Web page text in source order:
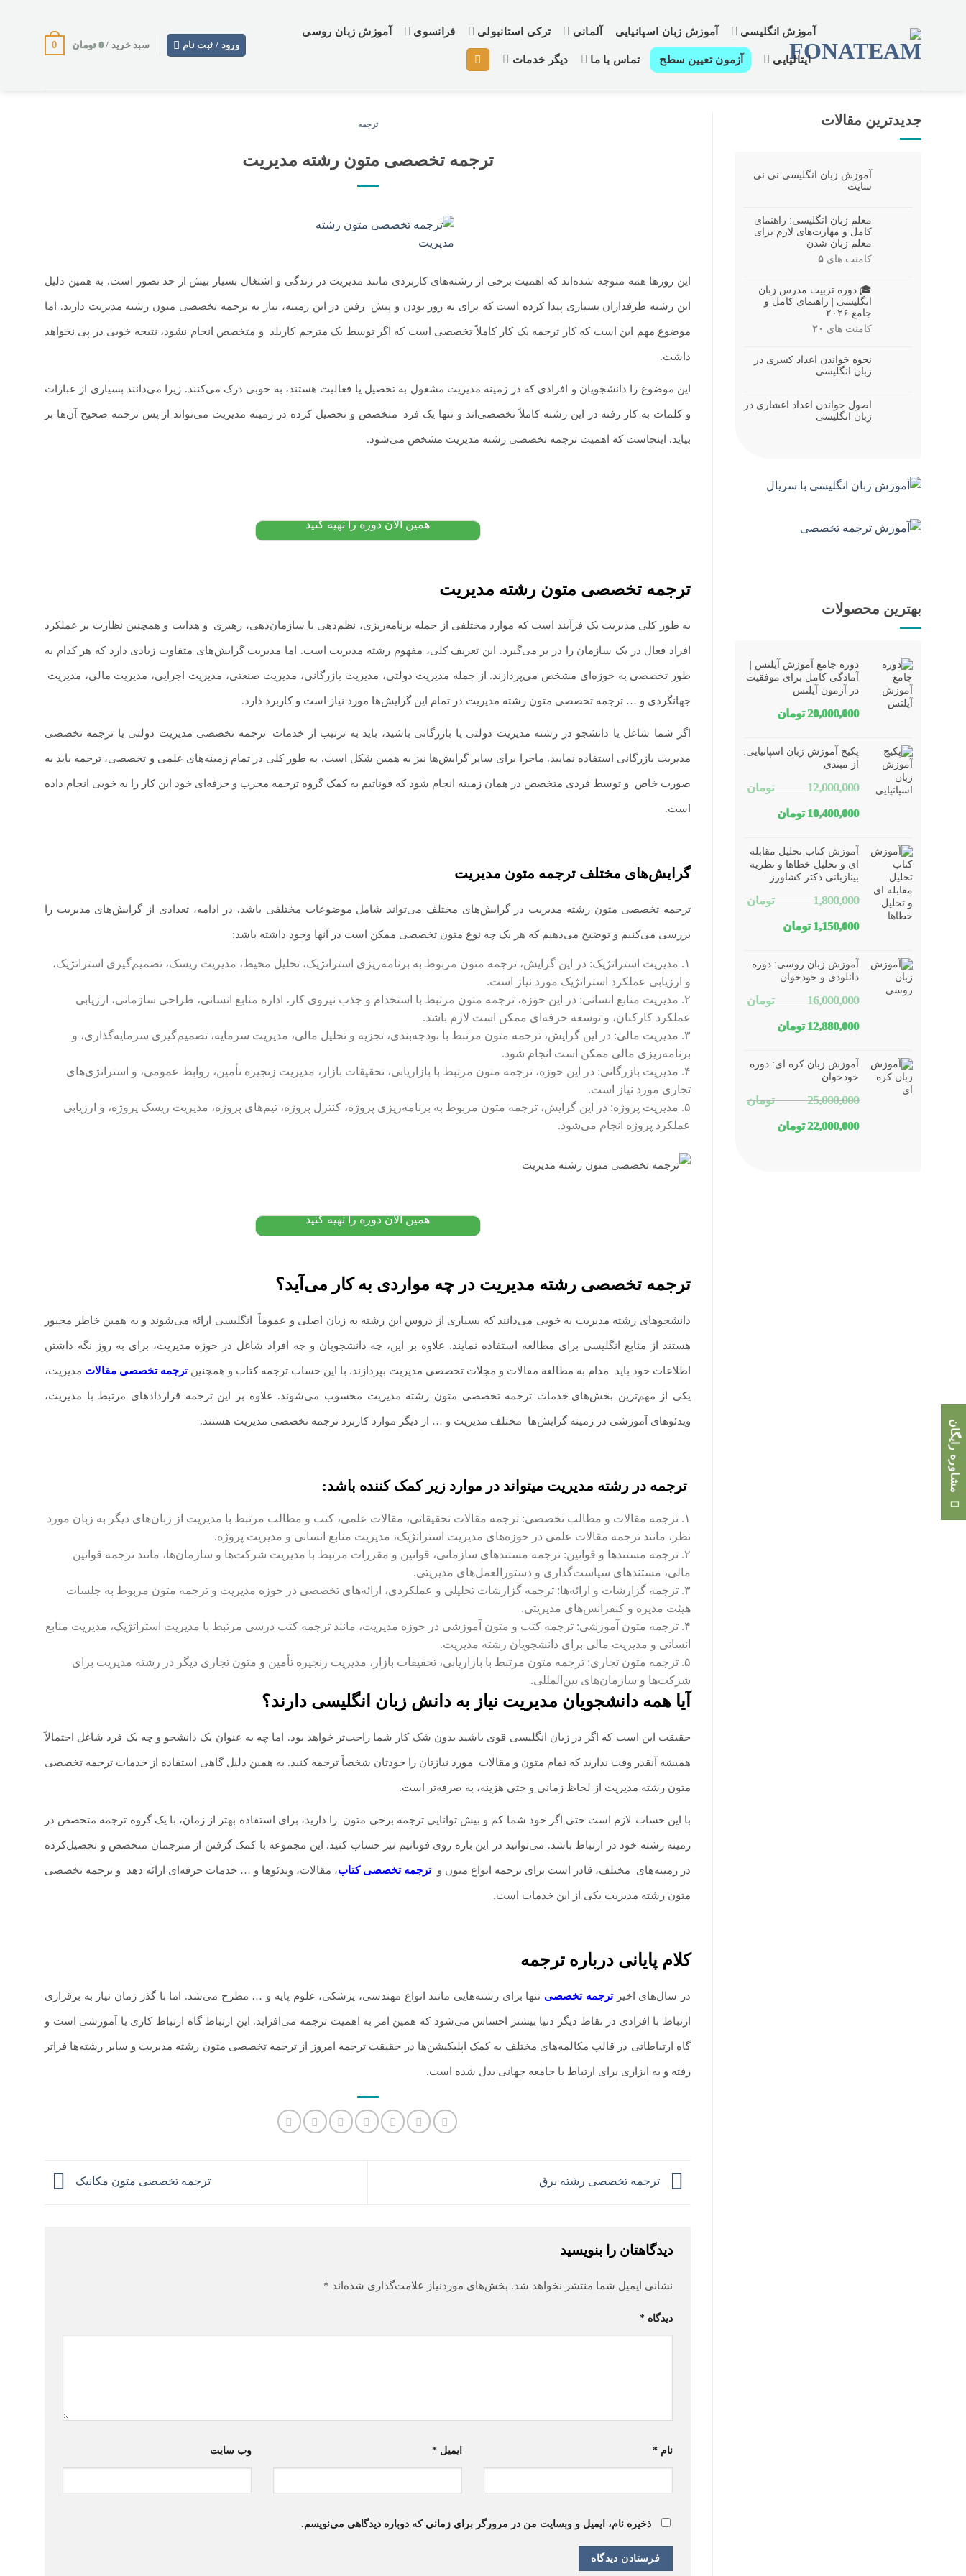
آموزش انگلیسی آموزش زبان اسپانیایی آلمانی ترکی استانبولی فرانسوی آموزش زبان روسی
ایتالیایی آزمون تعیین سطح تماس با ما دیگر خدمات
ورود / ثبت نام سبد خرید /0 تومان 0
جدیدترین مقالات
آموزش زبان انگلیسی نی نی
سایت
معلم زبان انگلیسی: راهنمای
کامل و مهارت‌های لازم برای
معلم زبان شدن
کامنت های ۵
🎓 دوره تربیت مدرس زبان
انگلیسی | راهنمای کامل و
جامع ۲۰۲۶
کامنت های ۲۰
نحوه خواندن اعداد کسری در
زبان انگلیسی
اصول خواندن اعداد اعشاری در
زبان انگلیسی
بهترین محصولات
دوره جامع آموزش آیلتس |
آمادگی کامل برای موفقیت
در آزمون آیلتس
20,000,000 تومان
پکیج آموزش زبان اسپانیایی:
از مبتدی
12,000,000 تومان
قیمت
12,000,000 تومان
10,400,000 تومان
آموزش کتاب تحلیل مقابله
ای و تحلیل خطاها و نظریه
بینازبانی دکتر کشاورز
1,800,000 تومان
قیمت
1,800,000 تومان
بود.
1,150,000 تومان
است.
آموزش زبان روسی: دوره
دانلودی و خودخوان
16,000,000 تومان
قیمت
بود.
12,880,000 تومان
است.
آموزش زبان کره ای: دوره
خودخوان
25,000,000 تومان
قیمت
22,000,000 تومان
ترجمه
ترجمه تخصصی متون رشته مدیریت
این روزها همه متوجه شده‌اند که اهمیت برخی از رشته‌های کاربردی مانند مدیریت در زندگی و اشتغال بسیار بیش از حد تصور است. به همین دلیل
این رشته طرفداران بسیاری پیدا کرده است که برای به روز بودن و پیش رفتن در این زمینه، نیاز به ترجمه تخصصی متون رشته مدیریت دارند. اما
موضوع مهم این است که کار ترجمه یک کار کاملاً تخصصی است که اگر توسط یک مترجم کاربلد و متخصص انجام نشود، نتیجه خوبی در پی نخواهد
داشت.
این موضوع را دانشجویان و افرادی که در زمینه مدیریت مشغول به تحصیل یا فعالیت هستند، به خوبی درک می‌کنند. زیرا می‌دانند بسیاری از عبارات
و کلمات به کار رفته در این رشته کاملاً تخصصی‌اند و تنها یک فرد متخصص و تحصیل کرده در زمینه مدیریت می‌تواند از پس ترجمه صحیح آن‌ها بر
بیاید. اینجاست که اهمیت ترجمه تخصصی رشته مدیریت مشخص می‌شود.
آموزش کتاب تحلیل مقابله ای و
تحلیل خطاها و نظریه بینازبانی دکتر
همین الان دوره را تهیه کنید
ترجمه تخصصی متون رشته مدیریت
به طور کلی مدیریت یک فرآیند است که موارد مختلفی از جمله برنامه‌ریزی، نظم‌دهی یا سازمان‌دهی، رهبری و هدایت و همچنین نظارت بر عملکرد
افراد فعال در یک سازمان را در بر می‌گیرد. این تعریف کلی، مفهوم رشته مدیریت است. اما مدیریت گرایش‌های متفاوت زیادی دارد که هر کدام به
طور تخصصی به حوزه‌‎ای مشخص می‌پردازند. از جمله مدیریت دولتی، مدیریت بازرگانی، مدیریت صنعتی، مدیریت اجرایی، مدیریت مالی، مدیریت
جهانگردی و … ترجمه تخصصی متون رشته مدیریت در تمام این گرایش‌ها مورد نیاز است و کاربرد دارد.
اگر شما شاغل یا دانشجو در رشته مدیریت دولتی یا بازرگانی باشید، باید به ترتیب از خدمات ترجمه تخصصی مدیریت دولتی یا ترجمه تخصصی
مدیریت بازرگانی استفاده نمایید. ماجرا برای سایر گرایش‌ها نیز به همین شکل است. به طور کلی در تمام زمینه‌های علمی و تخصصی، ترجمه باید به
صورت خاص و توسط فردی متخصص در همان زمینه انجام شود که فوناتیم به کمک گروه ترجمه مجرب و حرفه‌ای خود این کار را به خوبی انجام داده
است.
گرایش‌های مختلف ترجمه متون مدیریت
ترجمه تخصصی متون رشته مدیریت در گرایش‌های مختلف می‌تواند شامل موضوعات مختلفی باشد. در ادامه، تعدادی از گرایش‌های مدیریت را
بررسی می‌کنیم و توضیح می‌دهیم که هر یک چه نوع متون تخصصی ممکن است در آنها وجود داشته باشد:
۱. مدیریت استراتژیک: در این گرایش، ترجمه متون مربوط به برنامه‌ریزی استراتژیک، تحلیل محیط، مدیریت ریسک، تصمیم‌گیری استراتژیک،
و ارزیابی عملکرد استراتژیک مورد نیاز است.
۲. مدیریت منابع انسانی: در این حوزه، ترجمه متون مرتبط با استخدام و جذب نیروی کار، اداره منابع انسانی، طراحی سازمانی، ارزیابی
عملکرد کارکنان، و توسعه حرفه‌ای ممکن است لازم باشد.
۳. مدیریت مالی: در این گرایش، ترجمه متون مرتبط با بودجه‌بندی، تجزیه و تحلیل مالی، مدیریت سرمایه، تصمیم‌گیری سرمایه‌گذاری، و
برنامه‌ریزی مالی ممکن است انجام شود.
۴. مدیریت بازرگانی: در این حوزه، ترجمه متون مرتبط با بازاریابی، تحقیقات بازار، مدیریت زنجیره تأمین، روابط عمومی، و استراتژی‌های
تجاری مورد نیاز است.
۵. مدیریت پروژه: در این گرایش، ترجمه متون مربوط به برنامه‌ریزی پروژه، کنترل پروژه، تیم‌های پروژه، مدیریت ریسک پروژه، و ارزیابی
عملکرد پروژه انجام می‌شود.
همین الان دوره را تهیه کنید
ترجمه تخصصی رشته مدیریت در چه مواردی به کار می‌آید؟
دانشجوهای رشته مدیریت به خوبی می‌دانند که بسیاری از دروس این رشته به زبان اصلی و عموماً انگلیسی ارائه می‌شوند و به همین خاطر مجبور
هستند از منابع انگلیسی برای مطالعه استفاده نمایند. علاوه بر این، چه دانشجویان و چه افراد شاغل در حوزه مدیریت، برای به روز نگه داشتن
اطلاعات خود باید مدام به مطالعه مقالات و مجلات تخصصی مدیریت بپردازند. با این حساب ترجمه کتاب و همچنین ترجمه تخصصی مقالات مدیریت،
یکی از مهم‌ترین بخش‌های خدمات ترجمه تخصصی متون رشته مدیریت محسوب می‌شوند. علاوه بر این ترجمه قراردادهای مرتبط با مدیریت،
ویدئوهای آموزشی در زمینه گرایش‌ها مختلف مدیریت و … از دیگر موارد کاربرد ترجمه تخصصی مدیریت هستند.
ترجمه در رشته مدیریت میتواند در موارد زیر کمک کننده باشد:
۱. ترجمه مقالات و مطالب تخصصی: ترجمه مقالات تحقیقاتی، مقالات علمی، کتب و مطالب مرتبط با مدیریت از زبان‌های دیگر به زبان مورد
نظر، مانند ترجمه مقالات علمی در حوزه‌های مدیریت استراتژیک، مدیریت منابع انسانی و مدیریت پروژه.
۲. ترجمه مستندها و قوانین: ترجمه مستندهای سازمانی، قوانین و مقررات مرتبط با مدیریت شرکت‌ها و سازمان‌ها، مانند ترجمه قوانین
مالی، مستندهای سیاست‌گذاری و دستورالعمل‌های مدیریتی.
۳. ترجمه گزارشات و ارائه‌ها: ترجمه گزارشات تحلیلی و عملکردی، ارائه‌های تخصصی در حوزه مدیریت و ترجمه متون مربوط به جلسات
هیئت مدیره و کنفرانس‌های مدیریتی.
۴. ترجمه متون آموزشی: ترجمه کتب و متون آموزشی در حوزه مدیریت، مانند ترجمه کتب درسی مرتبط با مدیریت استراتژیک، مدیریت منابع
انسانی و مدیریت مالی برای دانشجویان رشته مدیریت.
۵. ترجمه متون تجاری: ترجمه متون مرتبط با بازاریابی، تحقیقات بازار، مدیریت زنجیره تأمین و متون تجاری دیگر در رشته مدیریت برای
شرکت‌ها و سازمان‌های بین‌المللی.
آیا همه دانشجویان مدیریت نیاز به دانش زبان انگلیسی دارند؟
حقیقت این است که اگر در زبان انگلیسی قوی باشید بدون شک کار شما راحت‌تر خواهد بود. اما چه به عنوان یک دانشجو و چه یک فرد شاغل احتمالاً
همیشه آنقدر وقت ندارید که تمام متون و مقالات مورد نیازتان را خودتان شخصاً ترجمه کنید. به همین دلیل گاهی استفاده از خدمات ترجمه تخصصی
متون رشته مدیریت از لحاظ زمانی و حتی هزینه، به صرفه‌تر است.
با این حساب لازم است حتی اگر خود شما کم و بیش توانایی ترجمه برخی متون را دارید، برای استفاده بهتر از زمان، با یک گروه ترجمه متخصص در
زمینه رشته خود در ارتباط باشد. می‌توانید در این باره روی فوناتیم نیز حساب کنید. این مجموعه با کمک گرفتن از مترجمان متخصص و تحصیل‌کرده
در زمینه‌های مختلف، قادر است برای ترجمه انواع متون وترجمه تخصصی کتاب، مقالات، ویدئوها و … خدمات حرفه‌ای ارائه دهد و ترجمه تخصصی
متون رشته مدیریت یکی از این خدمات است.
کلام پایانی درباره ترجمه
در سال‌های اخیرترجمه تخصصی تنها برای رشته‌هایی مانند انواع مهندسی، پزشکی، علوم پایه و … مطرح می‌شد. اما با گذر زمان نیاز به برقراری
ارتباط با افرادی در نقاط دیگر دنیا بیشتر احساس می‌شود که همین امر به اهمیت ترجمه می‌افزاید. این ارتباط گاه ارتباط کاری یا آموزشی است و
گاه ارتباطاتی در قالب مکالمه‌های مختلف به کمک اپلیکیشن‌ها در حقیقت ترجمه امروز از ترجمه تخصصی متون رشته مدیریت و سایر رشته‌ها فراتر
رفته و به ابزاری برای ارتباط با جامعه جهانی بدل شده است.
ترجمه تخصصی رشته برق ترجمه تخصصی متون مکانیک
دیدگاهتان را بنویسید
نشانی ایمیل شما منتشر نخواهد شد. بخش‌های موردنیاز علامت‌گذاری شده‌اند *
دیدگاه *
نام * ایمیل * وب‌ سایت
ذخیره نام، ایمیل و وبسایت من در مرورگر برای زمانی که دوباره دیدگاهی می‌نویسم.
مشاوره رایگان